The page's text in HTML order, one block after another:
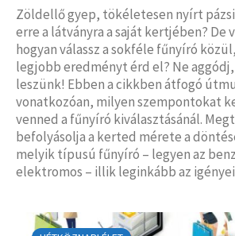
Zöldellő gyep, tökéletesen nyírt
erre a látványra a saját kertjében? De
hogyan válassz a sokféle fűnyíró
legjobb eredményt érd el? Ne
leszünk! Ebben a cikkben átfogó
vonatkozóan, milyen szempontokat
venned a fűnyíró kiválasztásánál.
befolyásolja a kerted mérete a
melyik típusú fűnyíró – legyen az
elektromos – illik leginkább az